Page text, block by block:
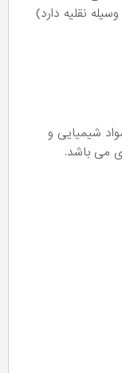
نقلیه دارد)
شیمیایی و
می باشد.